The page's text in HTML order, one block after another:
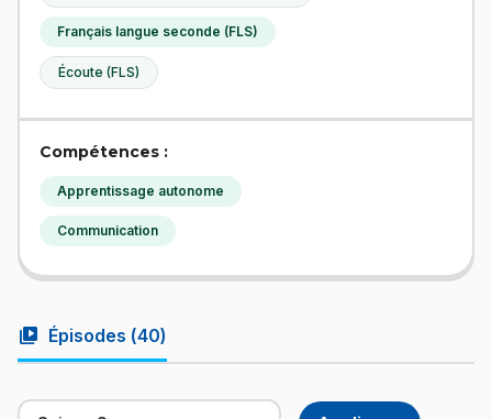
Français langue seconde (FLS)
Écoute (FLS)
Compétences :
Apprentissage autonome
Communication
video_library Épisodes (40)